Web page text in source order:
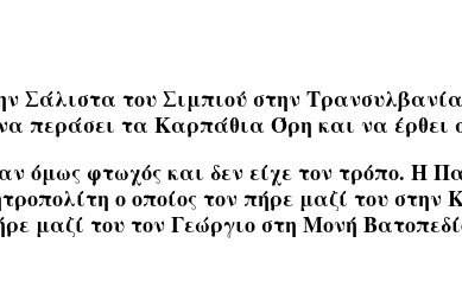
Σάλιστα του Σιμπιού στην Τρανσυλβανία
περάσει τα Καρπάθια Όρη και να έρθει
φτωχός και δεν είχε τον τρόπο. Η
ο οποίος τον πήρε μαζί του
μαζί του τον Γεώργιο στη Μονή